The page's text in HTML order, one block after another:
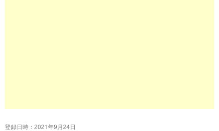
登録日時：2021年9月24日